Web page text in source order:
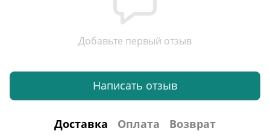
Добавьте первый отзыв
Написать отзыв
Доставка Оплата Возврат